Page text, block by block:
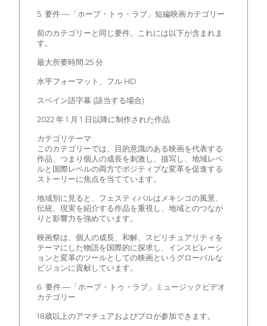
5. 要件 —「ホープ・トゥ・ラブ」短編映画カテゴリー
前のカテゴリーと同じ要件。これには以下が含まれま
す。
最大所要時間:25 分
水平フォーマット、フル HD
スペイン語字幕 (該当する場合)
2022 年 1 月 1 日以降に制作された作品
カテゴリテーマ:
このカテゴリーでは、目的意識のある映画を代表する
作品、つまり個人の成長を刺激し、描写し、地域レベ
ルと国際レベルの両方でポジティブな変革を促進する
ストーリーに焦点を当てています。
地域別に見ると、フェスティバルはメキシコの風景、
伝統、現実を紹介する作品を重視し、地域とのつなが
りと影響力を強めています。
映画祭は、個人の成長、和解、スピリチュアリティを
テーマにした物語を国際的に探求し、インスピレーシ
ョンと変革のツールとしての映画というグローバルな
ビジョンに貢献しています。
6. 要件 —「ホープ・トゥ・ラブ」ミュージックビデオ
カテゴリー
18歳以上のアマチュアおよびプロが参加できます。